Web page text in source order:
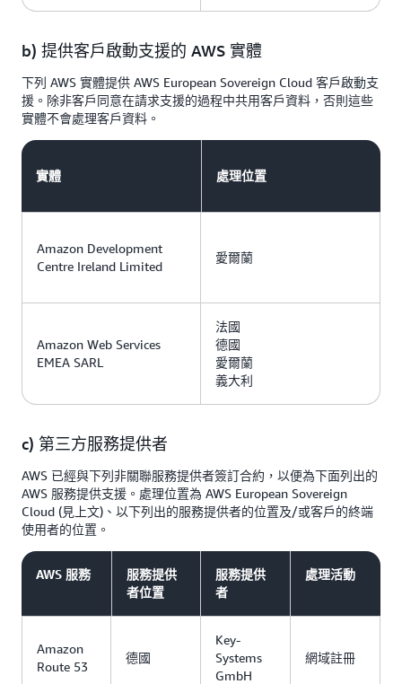
b) 提供客戶啟動支援的 AWS 實體
下列 AWS 實體提供 AWS European Sovereign Cloud 客戶啟動支
援。除非客戶同意在請求支援的過程中共用客戶資料，否則這些
實體不會處理客戶資料。
實體 處理位置
Amazon Development
Centre Ireland Limited
愛爾蘭
Amazon Web Services
EMEA SARL
法國
德國
愛爾蘭
義大利
c) 第三方服務提供者
AWS 已經與下列非關聯服務提供者簽訂合約，以便為下面列出的
AWS 服務提供支援。處理位置為 AWS European Sovereign
Cloud (見上文)、以下列出的服務提供者的位置及/或客戶的終端
使用者的位置。
AWS 服務
服務提供
者位置
服務提供
者
處理活動
Amazon
Route 53
德國
Key-
Systems
GmbH
網域註冊